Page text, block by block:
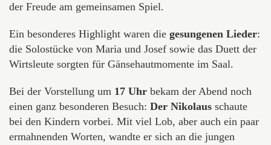
der Freude am gemeinsamen Spiel.
Ein besonderes Highlight waren die gesungenen Lieder:
die Solostücke von Maria und Josef sowie das Duett der
Wirtsleute sorgten für Gänsehautmomente im Saal.
Bei der Vorstellung um 17 Uhr bekam der Abend noch
einen ganz besonderen Besuch: Der Nikolaus schaute
bei den Kindern vorbei. Mit viel Lob, aber auch ein paar
ermahnenden Worten, wandte er sich an die jungen